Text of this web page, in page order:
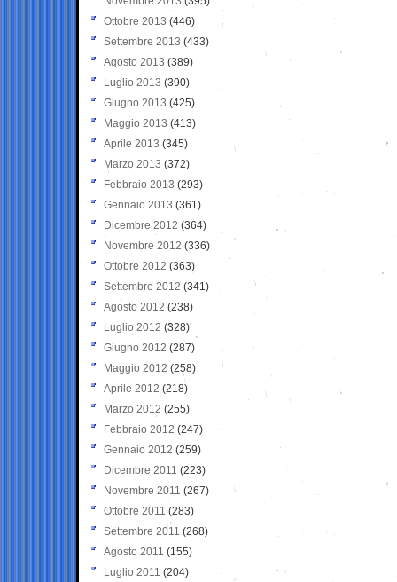
Ottobre 2013 (446)
Settembre 2013 (433)
Agosto 2013 (389)
Luglio 2013 (390)
Giugno 2013 (425)
Maggio 2013 (413)
Aprile 2013 (345)
Marzo 2013 (372)
Febbraio 2013 (293)
Gennaio 2013 (361)
Dicembre 2012 (364)
Novembre 2012 (336)
Ottobre 2012 (363)
Settembre 2012 (341)
Agosto 2012 (238)
Luglio 2012 (328)
Giugno 2012 (287)
Maggio 2012 (258)
Aprile 2012 (218)
Marzo 2012 (255)
Febbraio 2012 (247)
Gennaio 2012 (259)
Dicembre 2011 (223)
Novembre 2011 (267)
Ottobre 2011 (283)
Settembre 2011 (268)
Agosto 2011 (155)
Luglio 2011 (204)